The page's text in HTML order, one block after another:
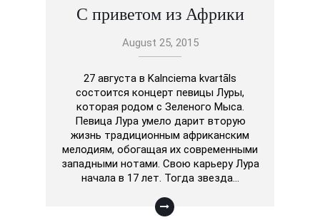
С приветом из Африки
August 25, 2015
27 августа в Kalnciema kvartāls
состоится концерт певицы Луры,
которая родом с Зеленого Мыса.
Певица Лура умело дарит вторую
жизнь традиционным африканским
мелодиям, обогащая их современными
западными нотами. Свою карьеру Лура
начала в 17 лет. Тогда звезда…